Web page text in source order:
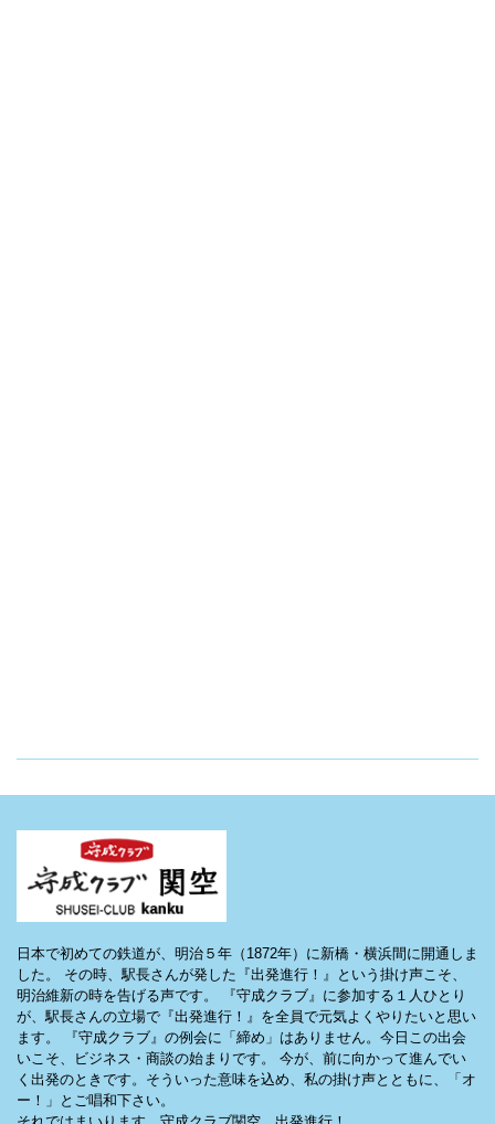
日本で初めての鉄道が、明治５年（1872年）に新橋・横浜間に開通しま
した。 その時、駅長さんが発した『出発進行！』という掛け声こそ、
明治維新の時を告げる声です。 『守成クラブ』に参加する１人ひとり
が、駅長さんの立場で『出発進行！』を全員で元気よくやりたいと思い
ます。 『守成クラブ』の例会に「締め」はありません。今日この出会
いこそ、ビジネス・商談の始まりです。 今が、前に向かって進んでい
く出発のときです。そういった意味を込め、私の掛け声とともに、「オ
ー！」とご唱和下さい。